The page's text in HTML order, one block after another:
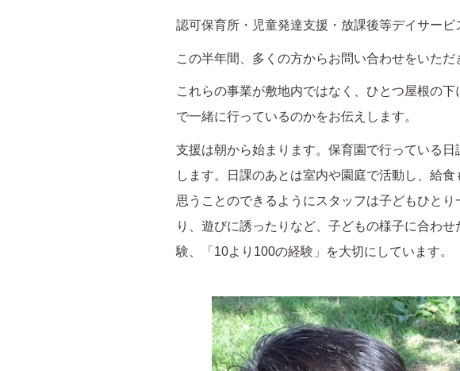
認可保育所・児童発達支援・放課後等デイサー
この半年間、多くの方からお問い合わせをいた
これらの事業が敷地内ではなく、ひとつ屋根の
で一緒に行っているのかをお伝えします。
支援は朝から始まります。保育園で行っている
します。日課のあとは室内や園庭で活動し、給
思うことのできるようにスタッフは子どもひと
り、遊びに誘ったりなど、子どもの様子に合わ
験、「10より100の経験」を大切にしています。